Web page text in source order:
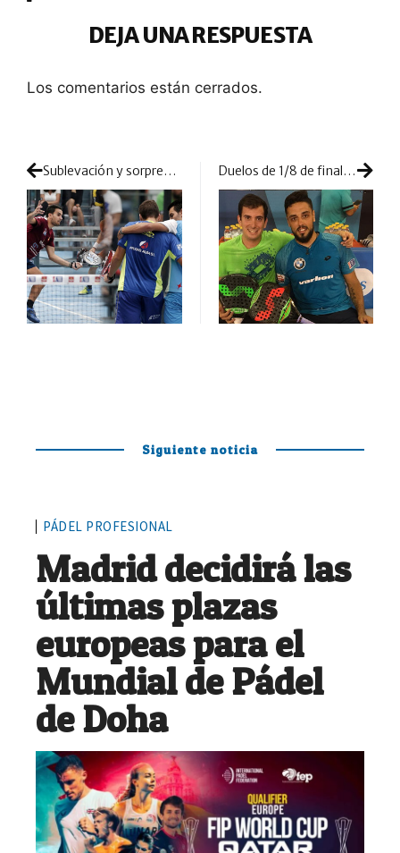
DEJA UNA RESPUESTA
Los comentarios están cerrados.
Sublevación y sorpresas en los dieciseisavos masculinos de Granada Duelos de 1/8 de final masculinos del Granada Open
Siguiente noticia
PÁDEL PROFESIONAL
Madrid decidirá las
últimas plazas
europeas para el
Mundial de Pádel
de Doha